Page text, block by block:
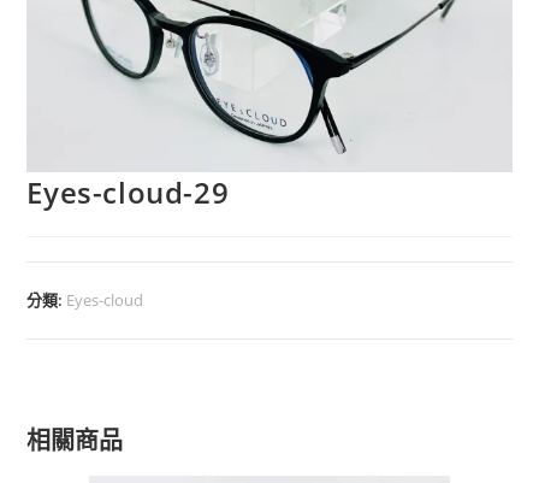
Eyes-cloud-29
分類: Eyes-cloud
相關商品